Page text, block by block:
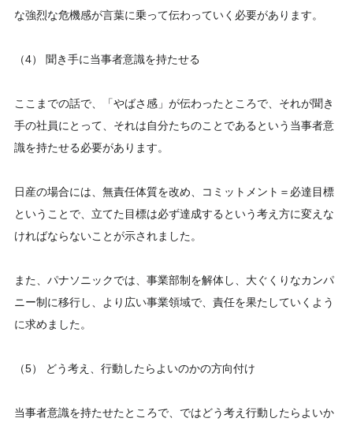
な強烈な危機感が言葉に乗って伝わっていく必要があります。
（4） 聞き手に当事者意識を持たせる
ここまでの話で、「やばさ感」が伝わったところで、それが聞き
手の社員にとって、それは自分たちのことであるという当事者意
識を持たせる必要があります。
日産の場合には、無責任体質を改め、コミットメント＝必達目標
ということで、立てた目標は必ず達成するという考え方に変えな
ければならないことが示されました。
また、パナソニックでは、事業部制を解体し、大ぐくりなカンパ
ニー制に移行し、より広い事業領域で、責任を果たしていくよう
に求めました。
（5） どう考え、行動したらよいのかの方向付け
当事者意識を持たせたところで、ではどう考え行動したらよいか